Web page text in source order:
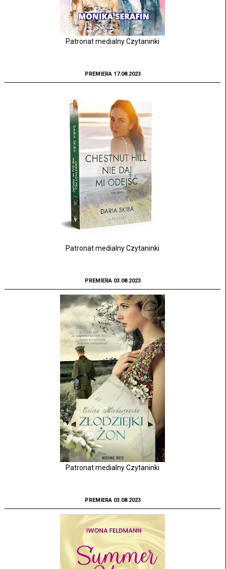
Patronat medialny Czytaninki
PREMIERA 17.08.2023
Patronat medialny Czytaninki
PREMIERA 03.08.2023
Patronat medialny Czytaninki
PREMIERA 03.08.2023